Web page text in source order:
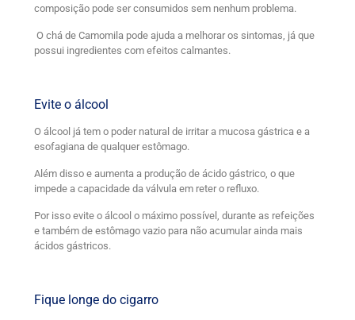
composição pode ser consumidos sem nenhum problema.
O chá de Camomila pode ajuda a melhorar os sintomas, já que
possui ingredientes com efeitos calmantes.
Evite o álcool
O álcool já tem o poder natural de irritar a mucosa gástrica e a
esofagiana de qualquer estômago.
Além disso e aumenta a produção de ácido gástrico, o que
impede a capacidade da válvula em reter o refluxo.
Por isso evite o álcool o máximo possível, durante as refeições
e também de estômago vazio para não acumular ainda mais
ácidos gástricos.
Fique longe do cigarro